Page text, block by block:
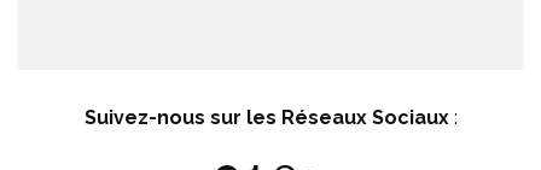
Suivez-nous sur les Réseaux Sociaux: